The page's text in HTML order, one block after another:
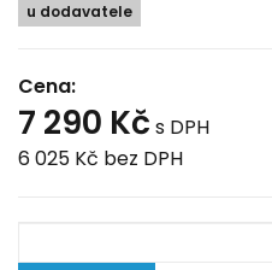
u dodavatele
Cena:
7 290 Kč s DPH
6 025 Kč bez DPH